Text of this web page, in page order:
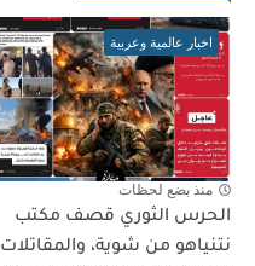
اخبار عالمية وعربية
منذ بضع لحظات
الحرس الثوري قصف مكتب
نتنياهو من شوية، والمقاتلات